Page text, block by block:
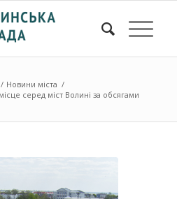
/ Новини міста /
серед міст Волині за обсягами